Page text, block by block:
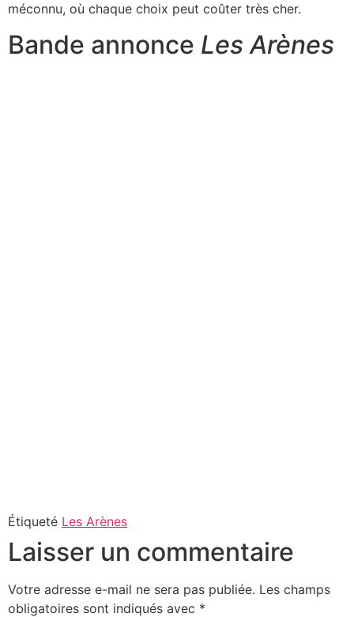
méconnu, où chaque choix peut coûter très cher.
Bande annonce Les Arènes
Étiqueté Les Arènes
Laisser un commentaire
Votre adresse e-mail ne sera pas publiée. Les champs
obligatoires sont indiqués avec *